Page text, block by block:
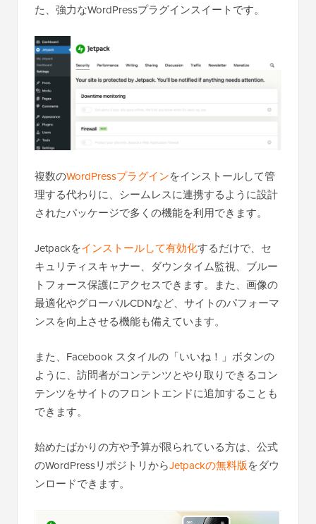
た、強力なWordPressプラグインスイートです。
複数のWordPressプラグインをインストールして管
理する代わりに、シームレスに連携するように設計
されたパッケージで多くの機能を利用できます。
Jetpackをインストールして有効化するだけで、セ
キュリティスキャナー、ダウンタイム監視、ブルー
トフォース保護にアクセスできます。また、画像の
最適化やグローバルCDNなど、サイトのパフォーマ
ンスを向上させる機能も備えています。
また、Facebook スタイルの「いいね！」ボタンの
ように、訪問者がコンテンツとやり取りできるコン
テンツをサイトのフロントエンドに追加することも
できます。
始めたばかりの方や予算が限られている方は、公式
のWordPressリポジトリからJetpackの無料版をダウ
ンロードできます。